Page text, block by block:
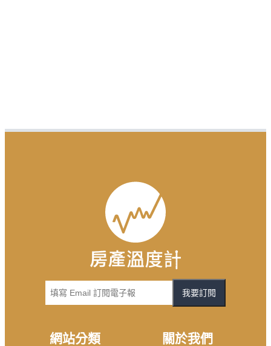
我要訂閱
網站分類 關於我們